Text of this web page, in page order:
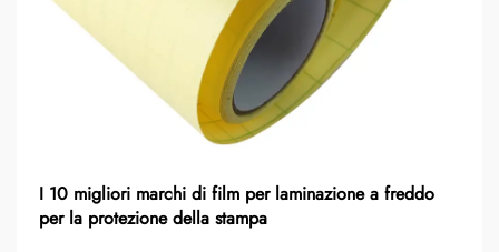
I 10 migliori marchi di film per laminazione a freddo
per la protezione della stampa